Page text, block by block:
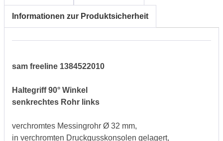
Informationen zur Produktsicherheit
sam freeline 1384522010
Haltegriff 90° Winkel
senkrechtes Rohr links
verchromtes Messingrohr Ø 32 mm,
in verchromten Druckgusskonsolen gelagert,